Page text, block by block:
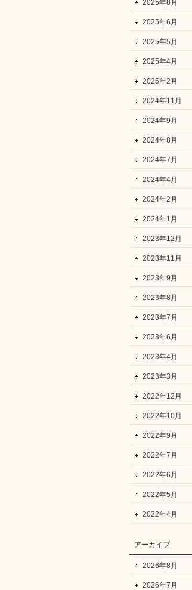
2025年8月
2025年6月
2025年5月
2025年4月
2025年2月
2024年11月
2024年9月
2024年8月
2024年7月
2024年4月
2024年2月
2024年1月
2023年12月
2023年11月
2023年9月
2023年8月
2023年7月
2023年6月
2023年4月
2023年3月
2022年12月
2022年10月
2022年9月
2022年7月
2022年6月
2022年5月
2022年4月
アーカイブ
2026年8月
2026年7月